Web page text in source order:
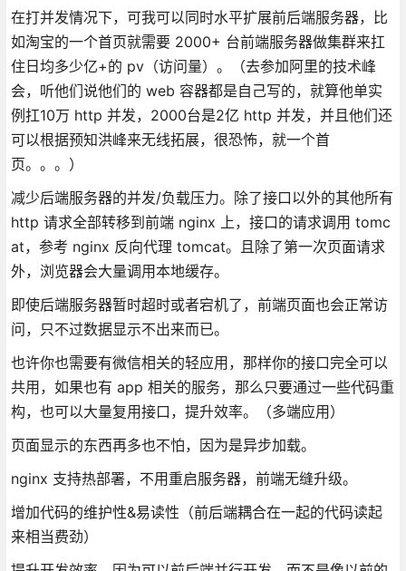
在打并发情况下，可我可以同时水平扩展前后端服务器，比
如淘宝的一个首页就需要 2000+ 台前端服务器做集群来扛
住日均多少亿+的 pv（访问量）。（去参加阿里的技术峰
会，听他们说他们的 web 容器都是自己写的，就算他单实
例扛10万 http 并发，2000台是2亿 http 并发，并且他们还
可以根据预知洪峰来无线拓展，很恐怖，就一个首
页。。。）
减少后端服务器的并发/负载压力。除了接口以外的其他所有
http 请求全部转移到前端 nginx 上，接口的请求调用 tomc
at，参考 nginx 反向代理 tomcat。且除了第一次页面请求
外，浏览器会大量调用本地缓存。
即使后端服务器暂时超时或者宕机了，前端页面也会正常访
问，只不过数据显示不出来而已。
也许你也需要有微信相关的轻应用，那样你的接口完全可以
共用，如果也有 app 相关的服务，那么只要通过一些代码重
构，也可以大量复用接口，提升效率。（多端应用）
页面显示的东西再多也不怕，因为是异步加载。
nginx 支持热部署，不用重启服务器，前端无缝升级。
增加代码的维护性&易读性（前后端耦合在一起的代码读起
来相当费劲）